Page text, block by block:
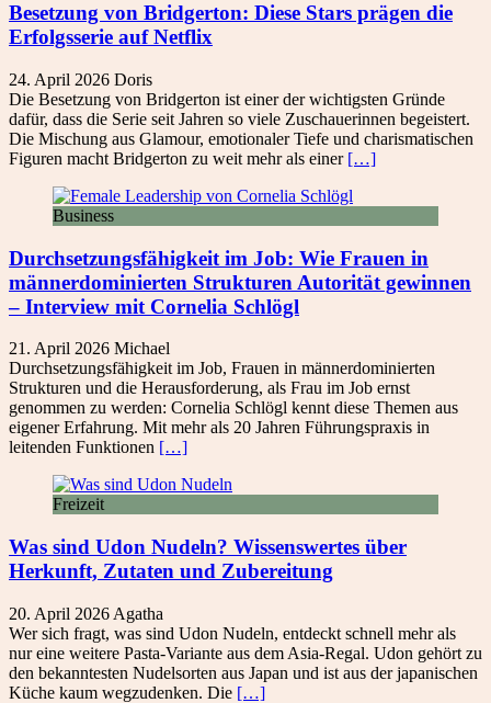
Besetzung von Bridgerton: Diese Stars prägen die
Erfolgsserie auf Netflix
24. April 2026 Doris
Die Besetzung von Bridgerton ist einer der wichtigsten Gründe
dafür, dass die Serie seit Jahren so viele Zuschauerinnen begeistert.
Die Mischung aus Glamour, emotionaler Tiefe und charismatischen
Figuren macht Bridgerton zu weit mehr als einer […]
Business
Durchsetzungsfähigkeit im Job: Wie Frauen in
männerdominierten Strukturen Autorität gewinnen
– Interview mit Cornelia Schlögl
21. April 2026 Michael
Durchsetzungsfähigkeit im Job, Frauen in männerdominierten
Strukturen und die Herausforderung, als Frau im Job ernst
genommen zu werden: Cornelia Schlögl kennt diese Themen aus
eigener Erfahrung. Mit mehr als 20 Jahren Führungspraxis in
leitenden Funktionen […]
Freizeit
Was sind Udon Nudeln? Wissenswertes über
Herkunft, Zutaten und Zubereitung
20. April 2026 Agatha
Wer sich fragt, was sind Udon Nudeln, entdeckt schnell mehr als
nur eine weitere Pasta-Variante aus dem Asia-Regal. Udon gehört zu
den bekanntesten Nudelsorten aus Japan und ist aus der japanischen
Küche kaum wegzudenken. Die […]